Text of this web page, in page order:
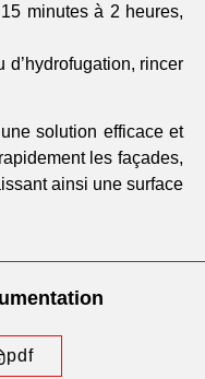
minutes à 2 heures,
rincer
solution efficace et
les façades,
ainsi une surface
pdf